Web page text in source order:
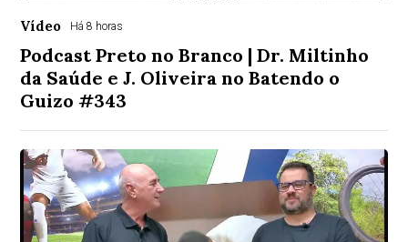
Vídeo Há 8 horas
Podcast Preto no Branco | Dr. Miltinho
da Saúde e J. Oliveira no Batendo o
Guizo #343